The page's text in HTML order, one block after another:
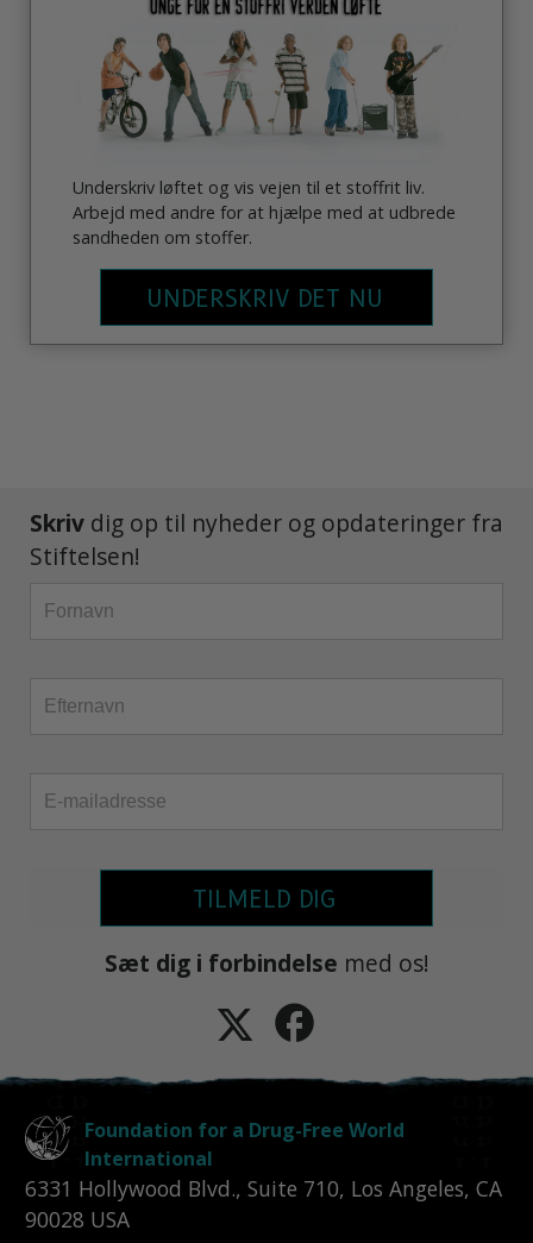
Underskriv løftet og vis vejen til et stoffrit liv.
Arbejd med andre for at hjælpe med at udbrede
sandheden om stoffer.
UNDERSKRIV DET NU
Skriv dig op til nyheder og opdateringer fra
Stiftelsen!
TILMELD DIG
Sæt dig i forbindelse med os!
Foundation for a Drug-Free World
International
6331 Hollywood Blvd., Suite 710, Los Angeles, CA
90028 USA